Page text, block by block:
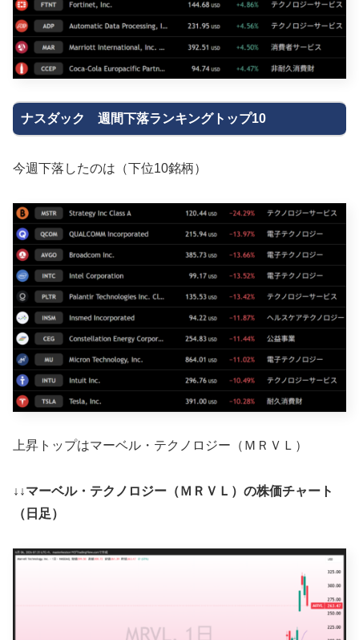
ナスダック 週間下落ランキングトップ10
今週下落したのは（下位10銘柄）
上昇トップはマーベル・テクノロジー（ＭＲＶＬ）
↓↓マーベル・テクノロジー（ＭＲＶＬ）の株価チャート
（日足）